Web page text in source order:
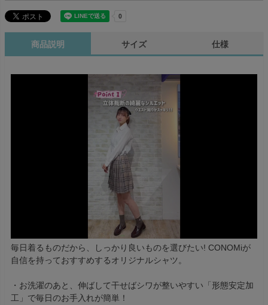
商品説明 サイズ 仕様
毎日着るものだから、しっかり良いものを選びたい! CONOMiが
自信を持っておすすめするオリジナルシャツ。
・お洗濯のあと、伸ばして干せばシワが整いやすい「形態安定加
工」で毎日のお手入れが簡単！